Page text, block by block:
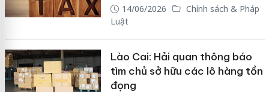
14/06/2026
Chính sách & Pháp
Luật
Lào Cai: Hải quan thông báo
tìm chủ sở hữu các lô hàng tồn
đọng